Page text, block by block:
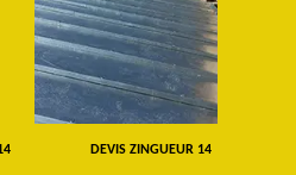
DEVIS ZINGUEUR 14